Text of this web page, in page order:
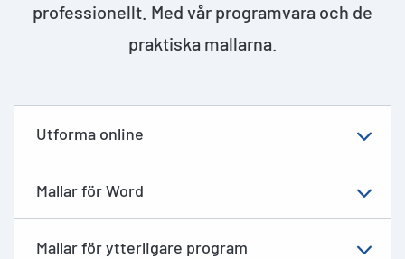
professionellt. Med vår programvara och de
praktiska mallarna.
Utforma online
Mallar för Word
Mallar för ytterligare program